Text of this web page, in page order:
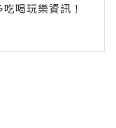
喝玩樂資訊！